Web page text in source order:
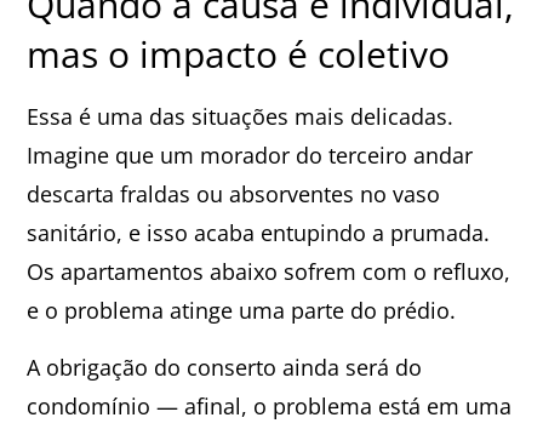
mas o impacto é coletivo
Essa é uma das situações mais delicadas.
Imagine que um morador do terceiro andar
descarta fraldas ou absorventes no vaso
sanitário, e isso acaba entupindo a prumada.
Os apartamentos abaixo sofrem com o refluxo,
e o problema atinge uma parte do prédio.
A obrigação do conserto ainda será do
condomínio — afinal, o problema está em uma